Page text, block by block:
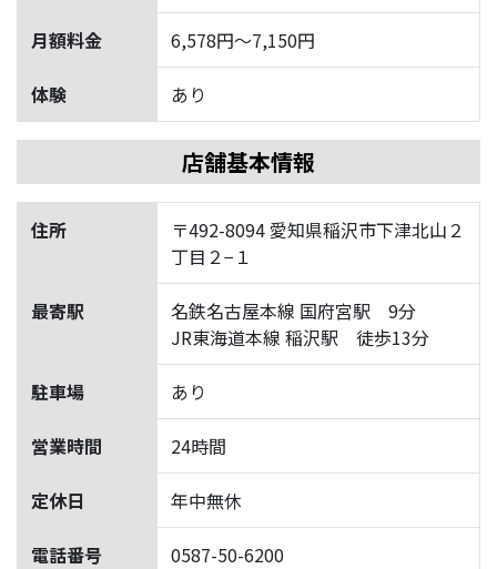
月額料金 6,578円〜7,150円
体験 あり
店舗基本情報
住所
〒492-8094 愛知県稲沢市下津北山２
丁目２−１
最寄駅
名鉄名古屋本線 国府宮駅 9分
JR東海道本線 稲沢駅 徒歩13分
駐車場 あり
営業時間 24時間
定休日 年中無休
電話番号 0587-50-6200